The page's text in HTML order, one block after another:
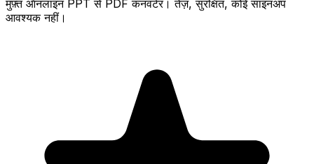
मुफ़्त ऑनलाइन PPT से PDF कनवर्टर। तेज़, सुरक्षित, कोई साइनअप
आवश्यक नहीं।